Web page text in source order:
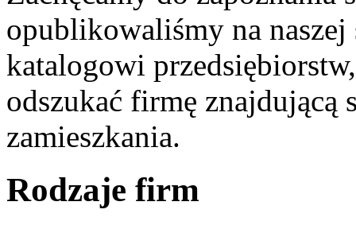
opublikowaliśmy na
katalogowi
odszukać firmę znajdującą
zamieszkania.
Rodzaje firm